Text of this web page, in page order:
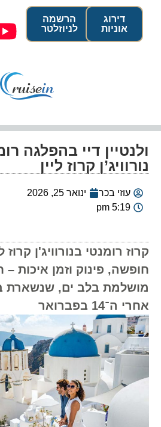
הרשמה
לניוזלטר
דירוג
אוניות
ולנטיין דיי בהפלגה
נורוויג’ן קרוז ליין
עוזי בכר
ינואר 25, 2026
5:19 pm
קרוז רומנטי בנורוויג'ן קרוז
חופשה, פינוק וזמן איכות –
מושלמת בלב ים, שנשארת
אחרי ה־14 בפברואר